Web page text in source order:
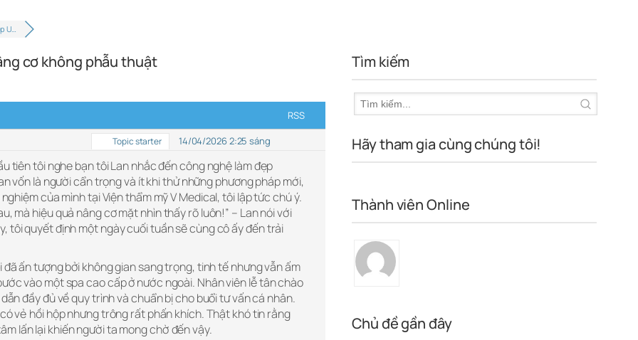
U…
cơ không phẫu thuật
RSS
Topic starter 14/04/2026 2:25 sáng
tiên tôi nghe bạn tôi Lan nhắc đến công nghệ làm đẹp
vốn là người cẩn trọng và ít khi thử những phương pháp mới,
của mình tại Viện thẩm mỹ V Medical, tôi lập tức chú ý.
mà hiệu quả nâng cơ mặt nhìn thấy rõ luôn!” – Lan nói với
tôi quyết định một ngày cuối tuần sẽ cùng cô ấy đến trải
đã ấn tượng bởi không gian sang trọng, tinh tế nhưng vẫn ấm
vào một spa cao cấp ở nước ngoài. Nhân viên lễ tân chào
đầy đủ về quy trình và chuẩn bị cho buổi tư vấn cá nhân.
vẻ hồi hộp nhưng trông rất phấn khích. Thật khó tin rằng
lấn lại khiến người ta mong chờ đến vậy.
Tìm kiếm
Hãy tham gia cùng chúng tôi!
Thành viên Online
Chủ đề gần đây